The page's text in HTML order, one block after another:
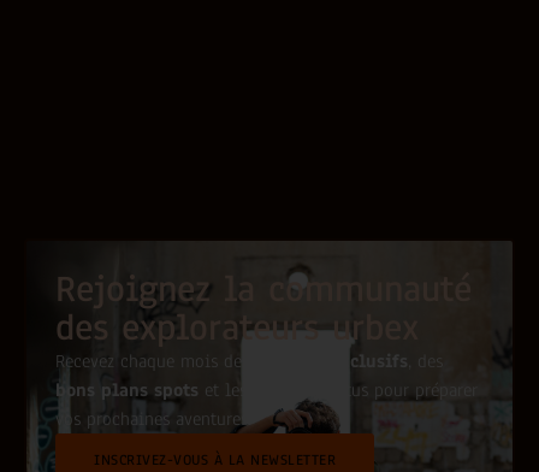
Rejoignez la communauté
des explorateurs urbex
Recevez chaque mois des conseils exclusifs
, des
bons plans spots et les dernières actus pour préparer
vos prochaines aventures.
INSCRIVEZ-VOUS À LA NEWSLETTER